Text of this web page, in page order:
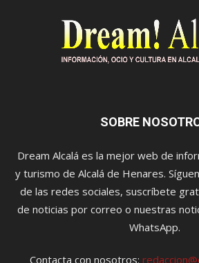
SOBRE
Dream Alcalá es la mejor web de
y turismo de Alcalá de Henares.
de las redes sociales, suscríbete
de noticias por correo o nuestras
WhatsApp.
Contacta con nosotros: